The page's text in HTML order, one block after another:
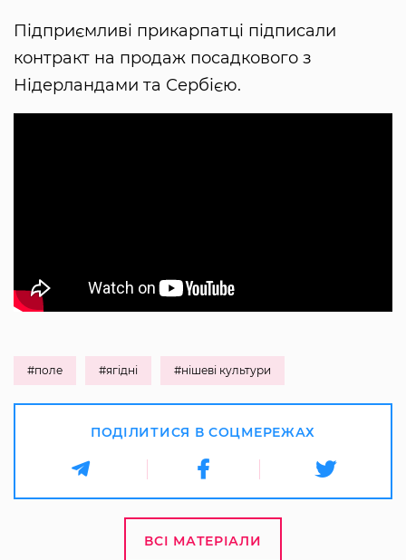
Підприємливі прикарпатці підписали
контракт на продаж посадкового з
Нідерландами та Сербією.
#поле #ягідні #нішеві культури
ПОДІЛИТИСЯ В СОЦМЕРЕЖАХ
ВСІ МАТЕРІАЛИ